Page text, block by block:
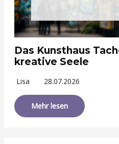
Das Kunsthaus
kreative Seele
Lisa 28.07.2026
Mehr lesen